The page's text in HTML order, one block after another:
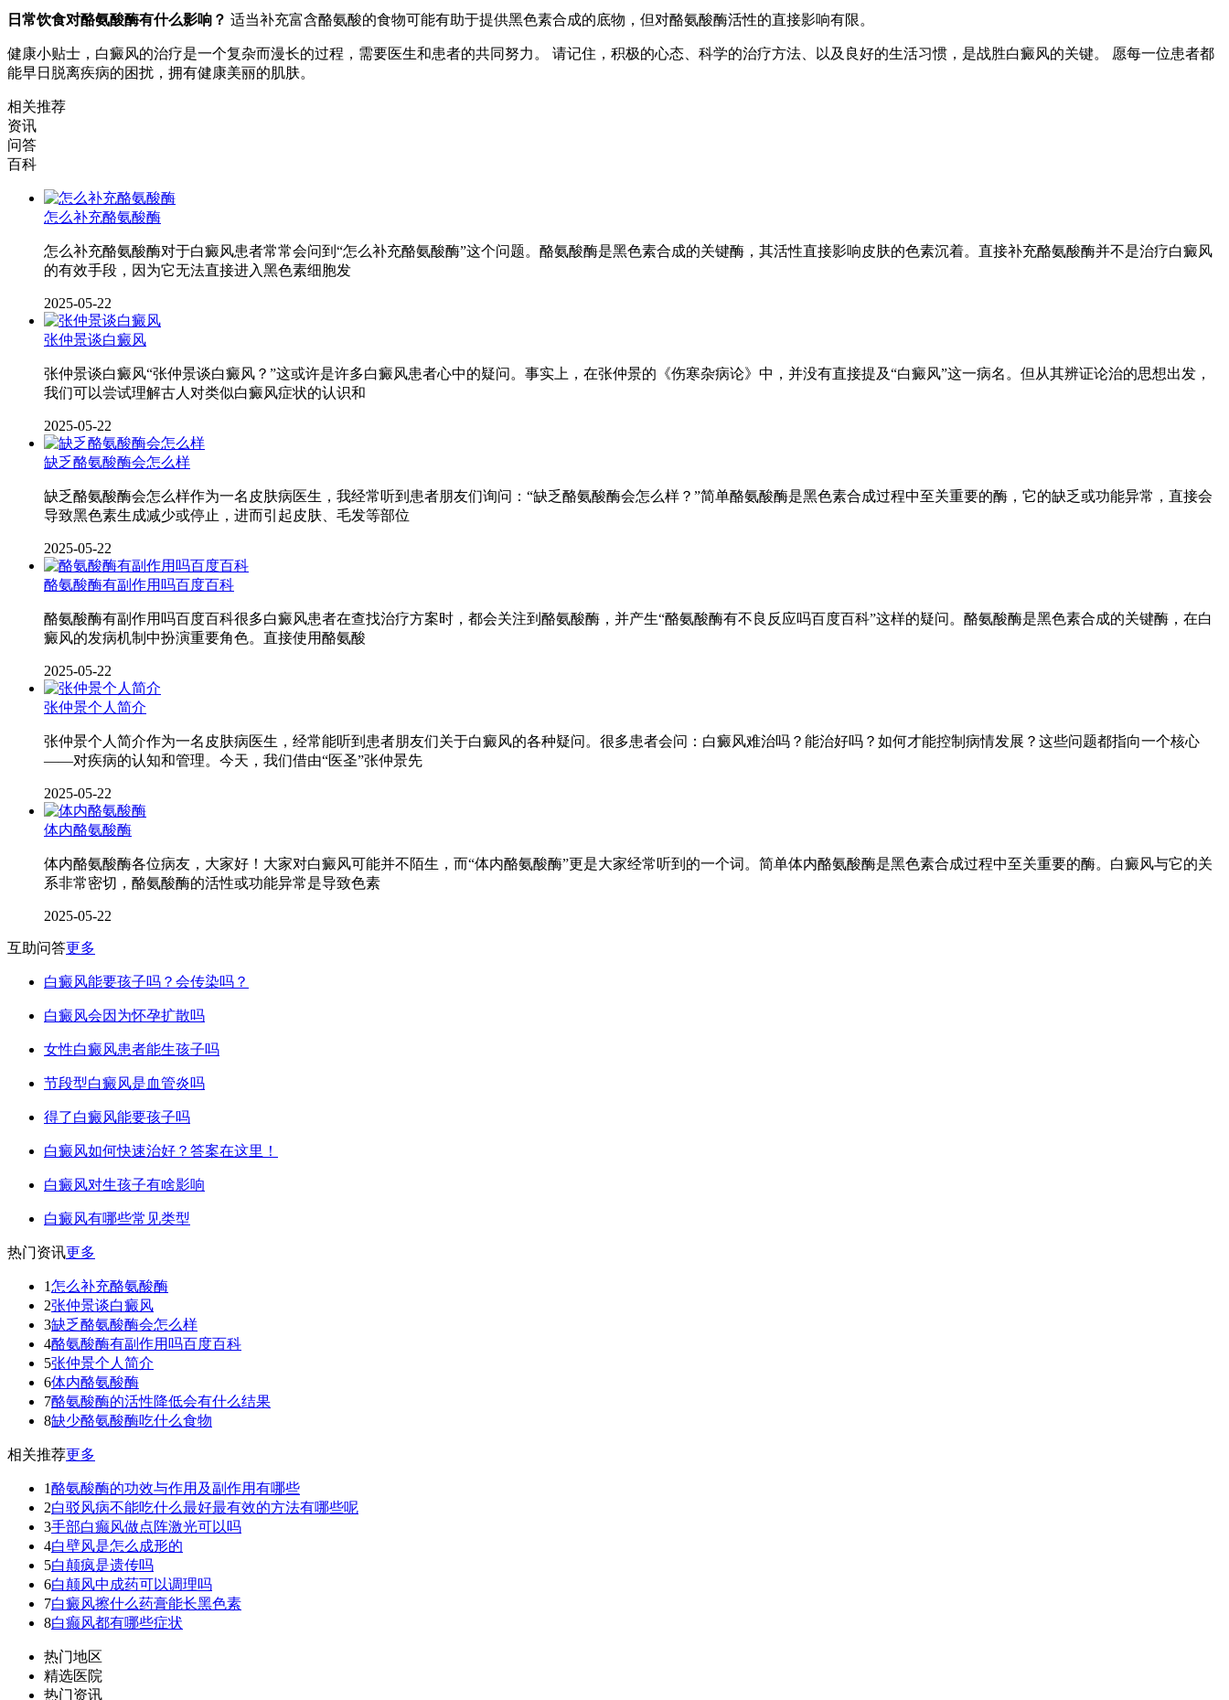
日常饮食对酪氨酸酶有什么影响？ 适当补充富含酪氨酸的食物可能有助于提供黑色素合成的底物，但对酪氨酸酶活性的直接影响有限。
健康小贴士，白癜风的治疗是一个复杂而漫长的过程，需要医生和患者的共同努力。 请记住，积极的心态、科学的治疗方法、以及良好的生活习惯，是战胜白癜风的关键。 愿每一位患者都
能早日脱离疾病的困扰，拥有健康美丽的肌肤。
相关推荐
资讯
问答
百科
怎么补充酪氨酸酶
怎么补充酪氨酸酶对于白癜风患者常常会问到“怎么补充酪氨酸酶”这个问题。酪氨酸酶是黑色素合成的关键酶，其活性直接影响皮肤的色素沉着。直接补充酪氨酸酶并不是治疗白癜风
的有效手段，因为它无法直接进入黑色素细胞发
2025-05-22
张仲景谈白癜风
张仲景谈白癜风“张仲景谈白癜风？”这或许是许多白癜风患者心中的疑问。事实上，在张仲景的《伤寒杂病论》中，并没有直接提及“白癜风”这一病名。但从其辨证论治的思想出发，
我们可以尝试理解古人对类似白癜风症状的认识和
2025-05-22
缺乏酪氨酸酶会怎么样
缺乏酪氨酸酶会怎么样作为一名皮肤病医生，我经常听到患者朋友们询问：“缺乏酪氨酸酶会怎么样？”简单酪氨酸酶是黑色素合成过程中至关重要的酶，它的缺乏或功能异常，直接会
导致黑色素生成减少或停止，进而引起皮肤、毛发等部位
2025-05-22
酪氨酸酶有副作用吗百度百科
酪氨酸酶有副作用吗百度百科很多白癜风患者在查找治疗方案时，都会关注到酪氨酸酶，并产生“酪氨酸酶有不良反应吗百度百科”这样的疑问。酪氨酸酶是黑色素合成的关键酶，在白
癜风的发病机制中扮演重要角色。直接使用酪氨酸
2025-05-22
张仲景个人简介
张仲景个人简介作为一名皮肤病医生，经常能听到患者朋友们关于白癜风的各种疑问。很多患者会问：白癜风难治吗？能治好吗？如何才能控制病情发展？这些问题都指向一个核心
——对疾病的认知和管理。今天，我们借由“医圣”张仲景先
2025-05-22
体内酪氨酸酶
体内酪氨酸酶各位病友，大家好！大家对白癜风可能并不陌生，而“体内酪氨酸酶”更是大家经常听到的一个词。简单体内酪氨酸酶是黑色素合成过程中至关重要的酶。白癜风与它的关
系非常密切，酪氨酸酶的活性或功能异常是导致色素
2025-05-22
互助问答更多
白癜风能要孩子吗？会传染吗？
白癜风会因为怀孕扩散吗
女性白癜风患者能生孩子吗
节段型白癜风是血管炎吗
得了白癜风能要孩子吗
白癜风如何快速治好？答案在这里！
白癜风对生孩子有啥影响
白癜风有哪些常见类型
热门资讯更多
1怎么补充酪氨酸酶
2张仲景谈白癜风
3缺乏酪氨酸酶会怎么样
4酪氨酸酶有副作用吗百度百科
5张仲景个人简介
6体内酪氨酸酶
7酪氨酸酶的活性降低会有什么结果
8缺少酪氨酸酶吃什么食物
相关推荐更多
1酪氨酸酶的功效与作用及副作用有哪些
2白驳风病不能吃什么最好最有效的方法有哪些呢
3手部白癫风做点阵激光可以吗
4白壁风是怎么成形的
5白颠疯是遗传吗
6白颠风中成药可以调理吗
7白癜风擦什么药膏能长黑色素
8白癫风都有哪些症状
热门地区
精选医院
热门资讯